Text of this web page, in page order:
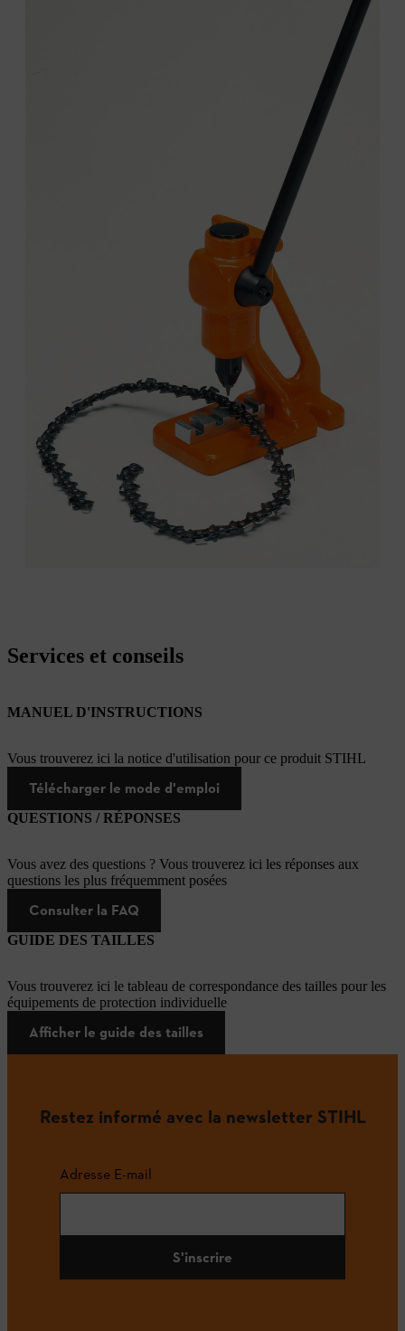
Services et conseils
MANUEL D'INSTRUCTIONS
Vous trouverez ici la notice d'utilisation pour ce produit STIHL
Télécharger le mode d'emploi
QUESTIONS / RÉPONSES
Vous avez des questions ? Vous trouverez ici les réponses aux
questions les plus fréquemment posées
Consulter la FAQ
GUIDE DES TAILLES
Vous trouverez ici le tableau de correspondance des tailles pour les
équipements de protection individuelle
Afficher le guide des tailles
Restez informé avec la newsletter STIHL
Adresse E-mail
S'inscrire